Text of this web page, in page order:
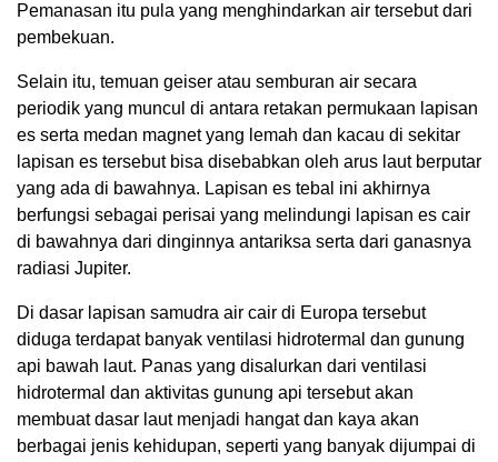
Pemanasan itu pula yang menghindarkan air tersebut dari
pembekuan.
Selain itu, temuan geiser atau semburan air secara
periodik yang muncul di antara retakan permukaan lapisan
es serta medan magnet yang lemah dan kacau di sekitar
lapisan es tersebut bisa disebabkan oleh arus laut berputar
yang ada di bawahnya. Lapisan es tebal ini akhirnya
berfungsi sebagai perisai yang melindungi lapisan es cair
di bawahnya dari dinginnya antariksa serta dari ganasnya
radiasi Jupiter.
Di dasar lapisan samudra air cair di Europa tersebut
diduga terdapat banyak ventilasi hidrotermal dan gunung
api bawah laut. Panas yang disalurkan dari ventilasi
hidrotermal dan aktivitas gunung api tersebut akan
membuat dasar laut menjadi hangat dan kaya akan
berbagai jenis kehidupan, seperti yang banyak dijumpai di